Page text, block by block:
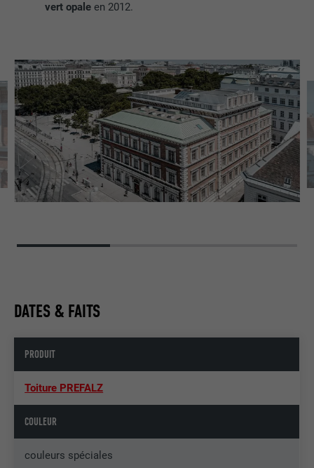
vert opale en 2012.
DATES & FAITS
PRODUIT
Toiture PREFALZ
COULEUR
couleurs spéciales